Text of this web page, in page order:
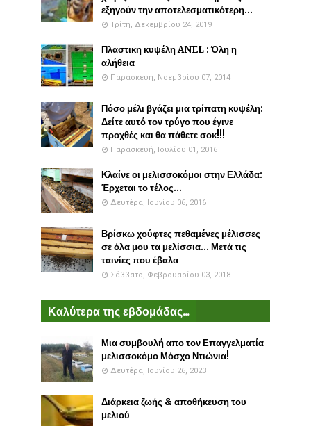
εξηγούν την αποτελεσματικότερη...
Τρίτη, Δεκεμβρίου 24, 2019
Πλαστικη κυψέλη ANEL : Όλη η
αλήθεια
Παρασκευή, Νοεμβρίου 07, 2014
Πόσο μέλι βγάζει μια τρίπατη κυψέλη:
Δείτε αυτό τον τρύγο που έγινε
προχθές και θα πάθετε σοκ!!!
Παρασκευή, Ιουλίου 01, 2016
Κλαίνε οι μελισσοκόμοι στην Ελλάδα:
Έρχεται το τέλος...
Δευτέρα, Ιουνίου 06, 2016
Βρίσκω χούφτες πεθαμένες μέλισσες
σε όλα μου τα μελίσσια... Μετά τις
ταινίες που έβαλα
Σάββατο, Φεβρουαρίου 03, 2018
Καλύτερα της εβδομάδας...
Μια συμβουλή απο τον Επαγγελματία
μελισσοκόμο Μόσχο Ντιώνια!
Δευτέρα, Ιουνίου 26, 2023
Διάρκεια ζωής & αποθήκευση του
μελιού